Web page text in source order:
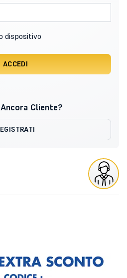
dispositivo
ACCEDI
Cliente?